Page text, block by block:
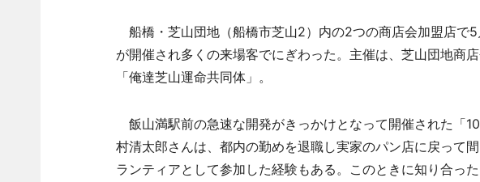
船橋・芝山団地（船橋市芝山2）内の2つの商店会加盟店で5
が開催され多くの来場客でにぎわった。主催は、芝山団地商
「俺達芝山運命共同体」。
飯山満駅前の急速な開発がきっかけとなって開催された「
村清太郎さんは、都内の勤めを退職し実家のパン店に戻って
ランティアとして参加した経験もある。このときに知り合っ